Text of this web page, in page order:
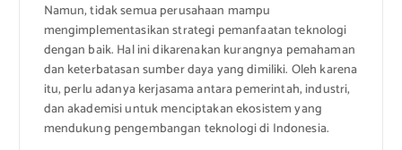
Namun, tidak semua perusahaan mampu
mengimplementasikan strategi pemanfaatan teknologi
dengan baik. Hal ini dikarenakan kurangnya pemahaman
dan keterbatasan sumber daya yang dimiliki. Oleh karena
itu, perlu adanya kerjasama antara pemerintah, industri,
dan akademisi untuk menciptakan ekosistem yang
mendukung pengembangan teknologi di Indonesia.